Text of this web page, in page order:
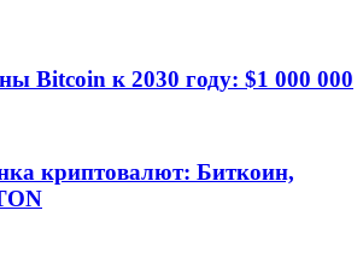
Bitcoin к 2030 году: $1 000 000
криптовалют: Биткоин,